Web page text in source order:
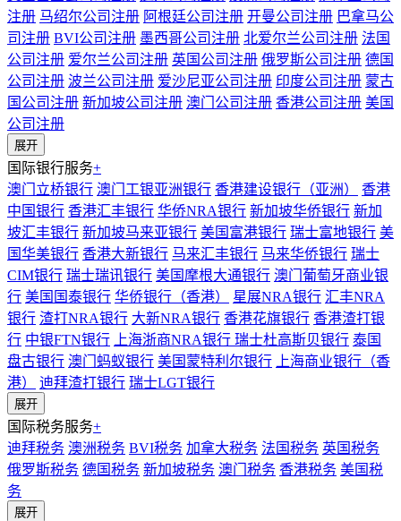
注册 马绍尔公司注册 阿根廷公司注册 开曼公司注册 巴拿马公
司注册 BVI公司注册 墨西哥公司注册 北爱尔兰公司注册 法国
公司注册 爱尔兰公司注册 英国公司注册 俄罗斯公司注册 德国
公司注册 波兰公司注册 爱沙尼亚公司注册 印度公司注册 蒙古
国公司注册 新加坡公司注册 澳门公司注册 香港公司注册 美国
公司注册
展开
国际银行服务+
澳门立桥银行 澳门工银亚洲银行 香港建设银行（亚洲）
香港
中国银行 香港汇丰银行 华侨NRA银行 新加坡华侨银行 新加
坡汇丰银行 新加坡马来亚银行 美国富港银行 瑞士富地银行 美
国华美银行 香港大新银行 马来汇丰银行 马来华侨银行 瑞士
CIM银行 瑞士瑞讯银行 美国摩根大通银行 澳门葡萄牙商业银
行 美国国泰银行 华侨银行（香港） 星展NRA银行 汇丰NRA
银行 渣打NRA银行 大新NRA银行 香港花旗银行 香港渣打银
行 中银FTN银行 上海浙商NRA银行 瑞士杜高斯贝银行 泰国
盘古银行 澳门蚂蚁银行 美国蒙特利尔银行
上海商业银行（香
港）
迪拜渣打银行 瑞士LGT银行
展开
国际税务服务+
迪拜税务 澳洲税务 BVI税务 加拿大税务 法国税务 英国税务
俄罗斯税务 德国税务 新加坡税务 澳门税务 香港税务 美国税
务
展开